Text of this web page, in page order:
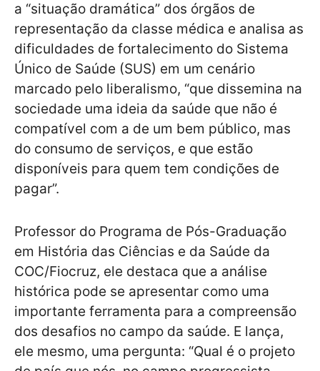
a “situação dramática” dos órgãos de
representação da classe médica e analisa as
dificuldades de fortalecimento do Sistema
Único de Saúde (SUS) em um cenário
marcado pelo liberalismo, “que dissemina na
sociedade uma ideia da saúde que não é
compatível com a de um bem público, mas
do consumo de serviços, e que estão
disponíveis para quem tem condições de
pagar”.
Professor do Programa de Pós-Graduação
em História das Ciências e da Saúde da
COC/Fiocruz, ele destaca que a análise
histórica pode se apresentar como uma
importante ferramenta para a compreensão
dos desafios no campo da saúde. E lança,
ele mesmo, uma pergunta: “Qual é o projeto